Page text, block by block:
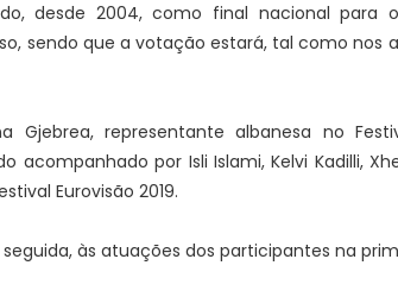
desde 2004, como final nacional para o
sendo que a votação estará, tal como nos
Gjebrea, representante albanesa no
acompanhado por Isli Islami, Kelvi Kadilli,
Eurovisão 2019.
às atuações dos participantes na